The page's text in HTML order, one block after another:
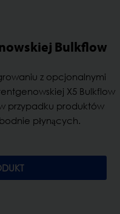
Bulkflow
z opcjonalnymi
X5 Bulkflow
przypadku produktów
płynących.